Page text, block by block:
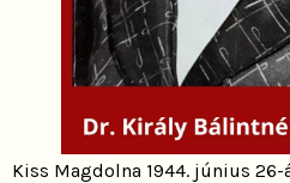
Kiss Magdolna 1944. június